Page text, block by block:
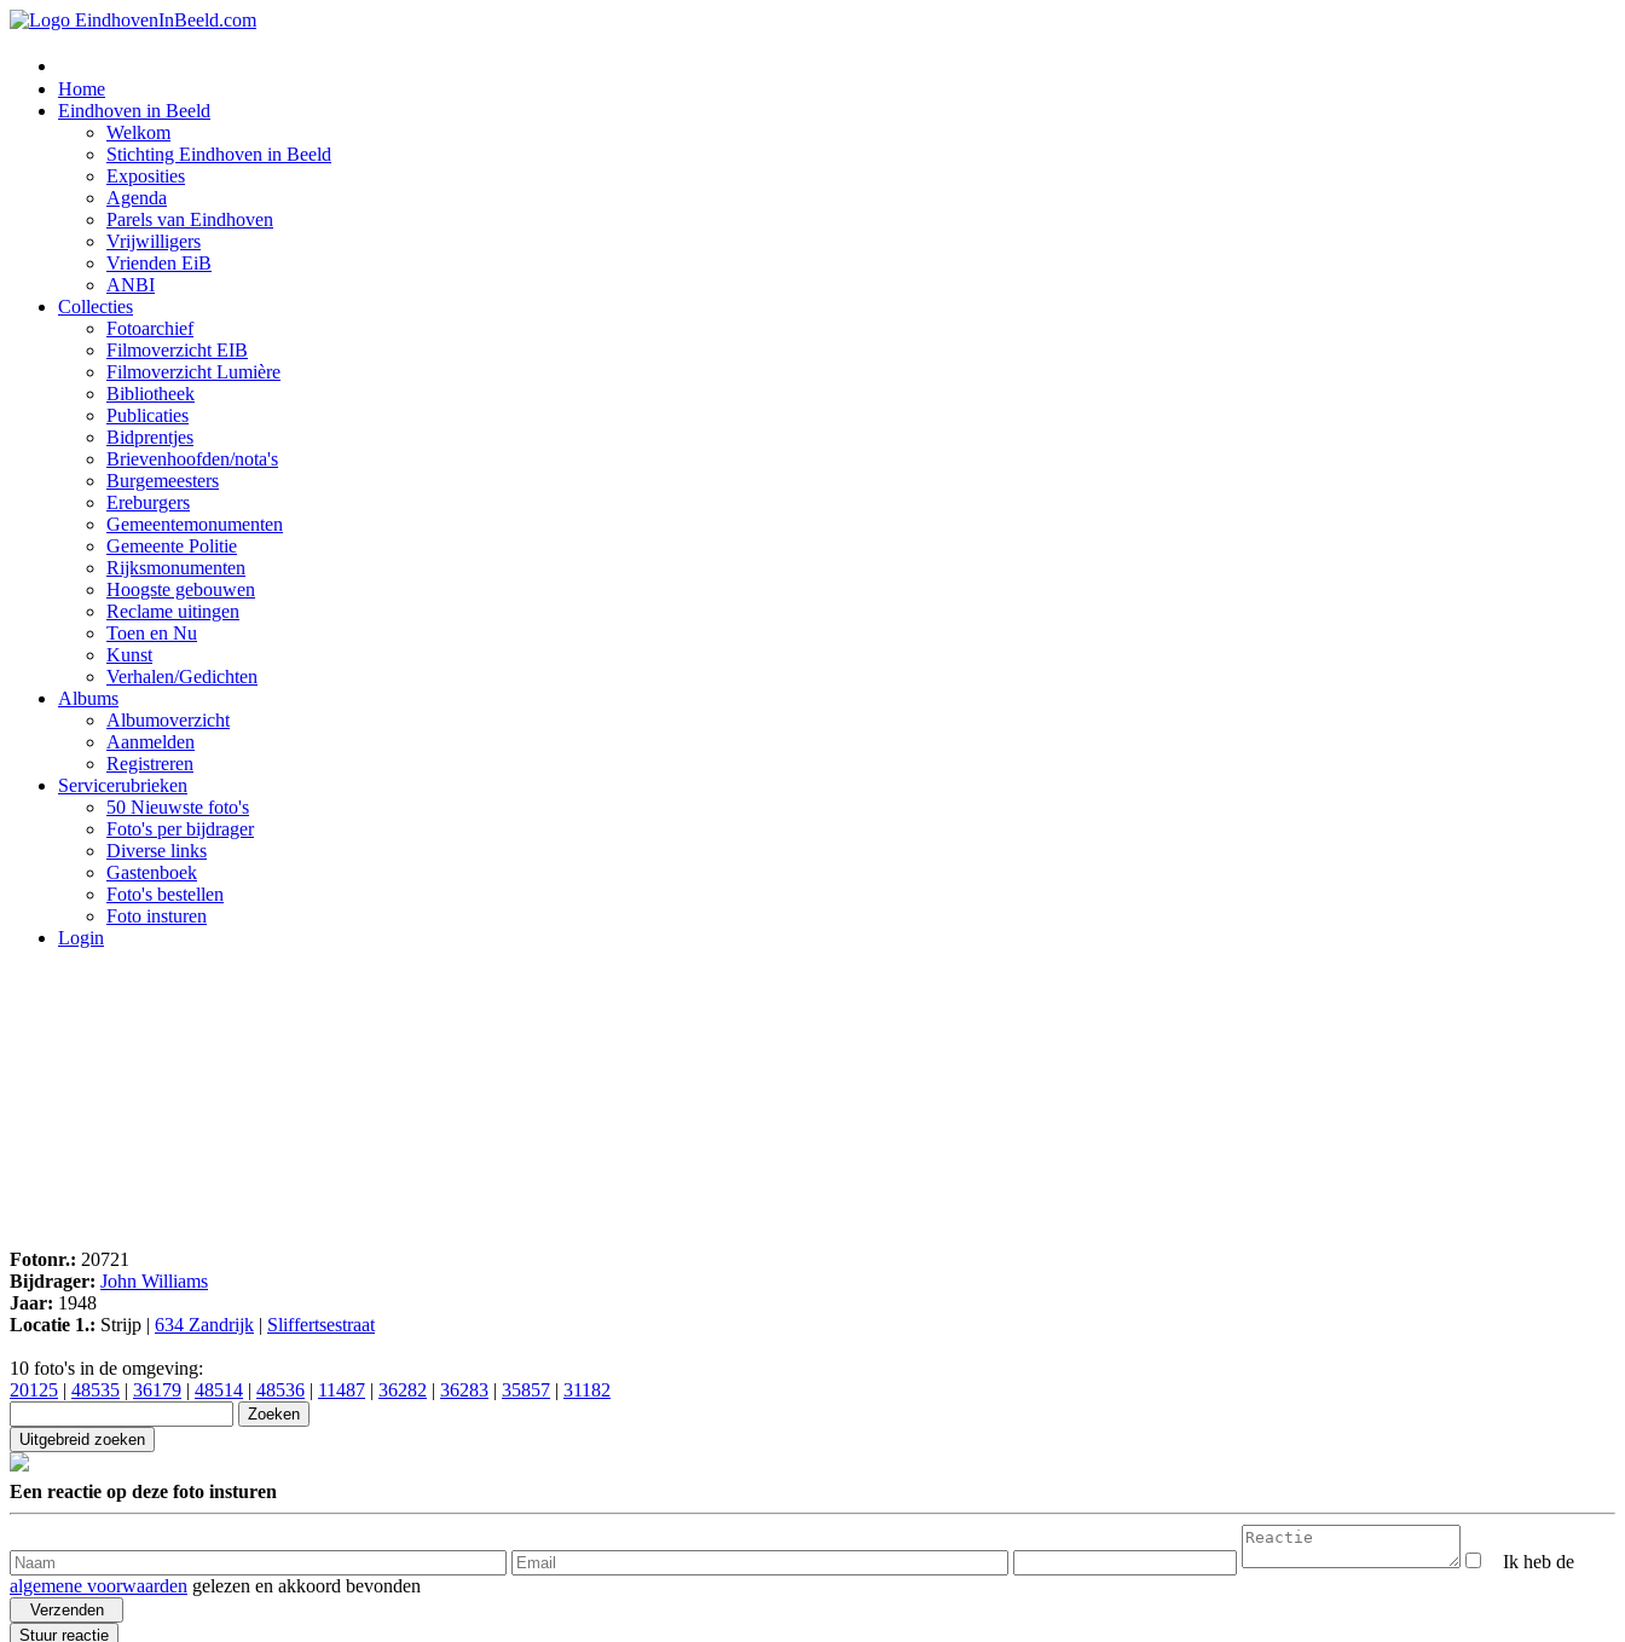
Home
Eindhoven in Beeld
Welkom
Stichting Eindhoven in Beeld
Exposities
Agenda
Parels van Eindhoven
Vrijwilligers
Vrienden EiB
ANBI
Collecties
Fotoarchief
Filmoverzicht EIB
Filmoverzicht Lumière
Bibliotheek
Publicaties
Bidprentjes
Brievenhoofden/nota's
Burgemeesters
Ereburgers
Gemeentemonumenten
Gemeente Politie
Rijksmonumenten
Hoogste gebouwen
Reclame uitingen
Toen en Nu
Kunst
Verhalen/Gedichten
Albums
Albumoverzicht
Aanmelden
Registreren
Servicerubrieken
50 Nieuwste foto's
Foto's per bijdrager
Diverse links
Gastenboek
Foto's bestellen
Foto insturen
Login
Fotonr.: 20721
Bijdrager: John Williams
Jaar: 1948
Locatie 1.: Strijp | 634 Zandrijk Sliffertsestraat
10 foto's in de omgeving:
20125
48535 36179 48514 48536 11487 36282 36283 35857 31182
Een reactie op deze foto insturen
Ik heb de
algemene voorwaarden gelezen en akkoord bevonden